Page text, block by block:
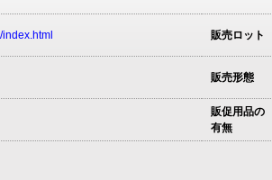
販売ロット
販売形態
販促用品の
有無